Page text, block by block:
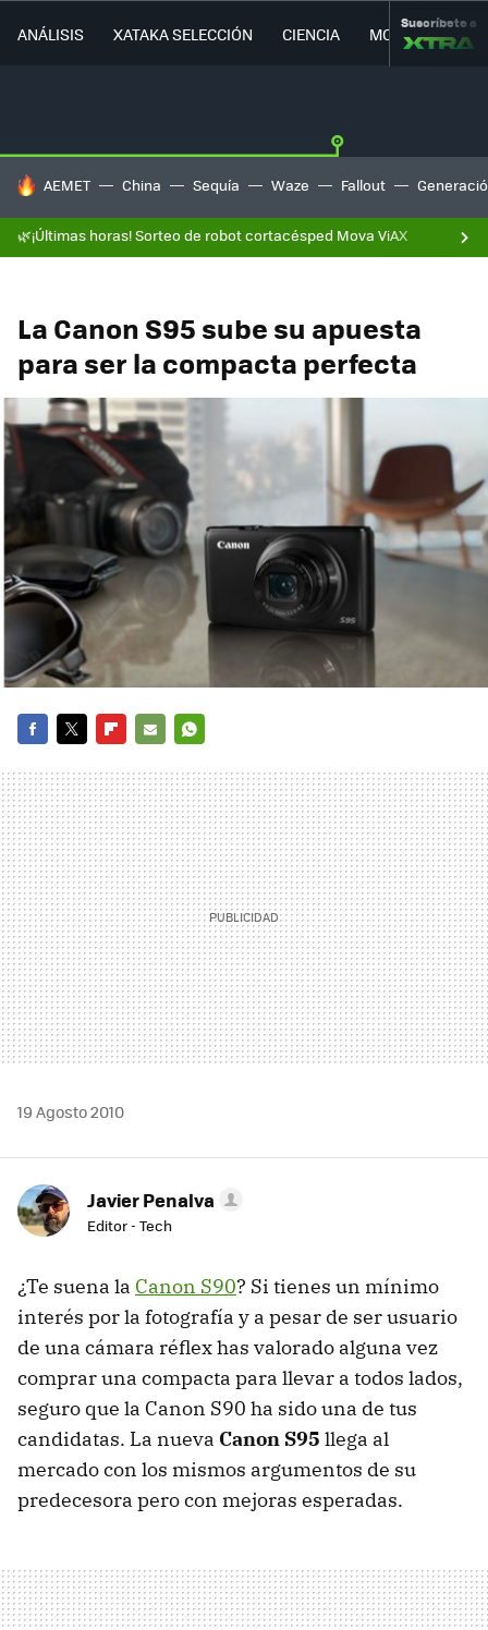
ANÁLISIS XATAKA SELECCIÓN CIENCIA MOVILIDAD
Suscríbete a
HOY SE HABLA DE
AEMET China Sequía Waze Fallout
🌿¡Últimas horas! Sorteo de robot cortacésped Mova ViAX
La Canon S95 sube su apuesta
para ser la compacta perfecta
MAIL
19 Agosto 2010
Javier Penalva
Editor - Tech
¿Te suena la Canon S90? Si tienes un mínimo
interés por la fotografía y a pesar de ser usuario
de una cámara réflex has valorado alguna vez
comprar una compacta para llevar a todos lados,
seguro que la Canon S90 ha sido una de tus
candidatas. La nueva Canon S95 llega al
mercado con los mismos argumentos de su
predecesora pero con mejoras esperadas.